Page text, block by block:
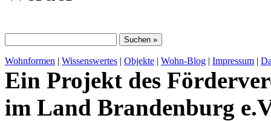
Wohnformen | Wissenswertes | Objekte | Wohn-Blog | Impressum |
Ein Projekt des
im Land Brandenburg